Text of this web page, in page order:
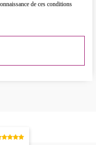
de ces conditions